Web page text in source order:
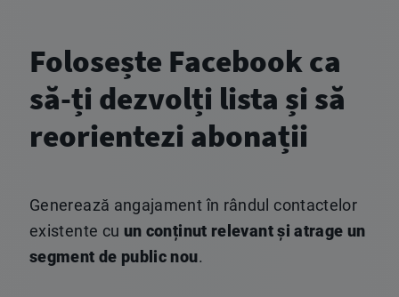
Folosește Facebook ca
să-ți dezvolți lista și să
reorientezi abonații
Generează angajament în rândul contactelor
existente cu un conținut relevant și atrage un
segment de public nou.